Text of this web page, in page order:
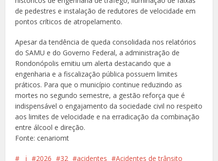
de pedestres e instalação de redutores de velocidade em
pontos críticos de atropelamento.
Apesar da tendência de queda consolidada nos relatórios
do SAMU e do Governo Federal, a administração de
Rondonópolis emitiu um alerta destacando que a
engenharia e a fiscalização pública possuem limites
práticos. Para que o município continue reduzindo as
mortes no segundo semestre, a gestão reforça que é
indispensável o engajamento da sociedade civil no respeito
aos limites de velocidade e na erradicação da combinação
entre álcool e direção.
Fonte: cenariomt
ℹ️ 2026 32 acidentes Acidentes de trânsito